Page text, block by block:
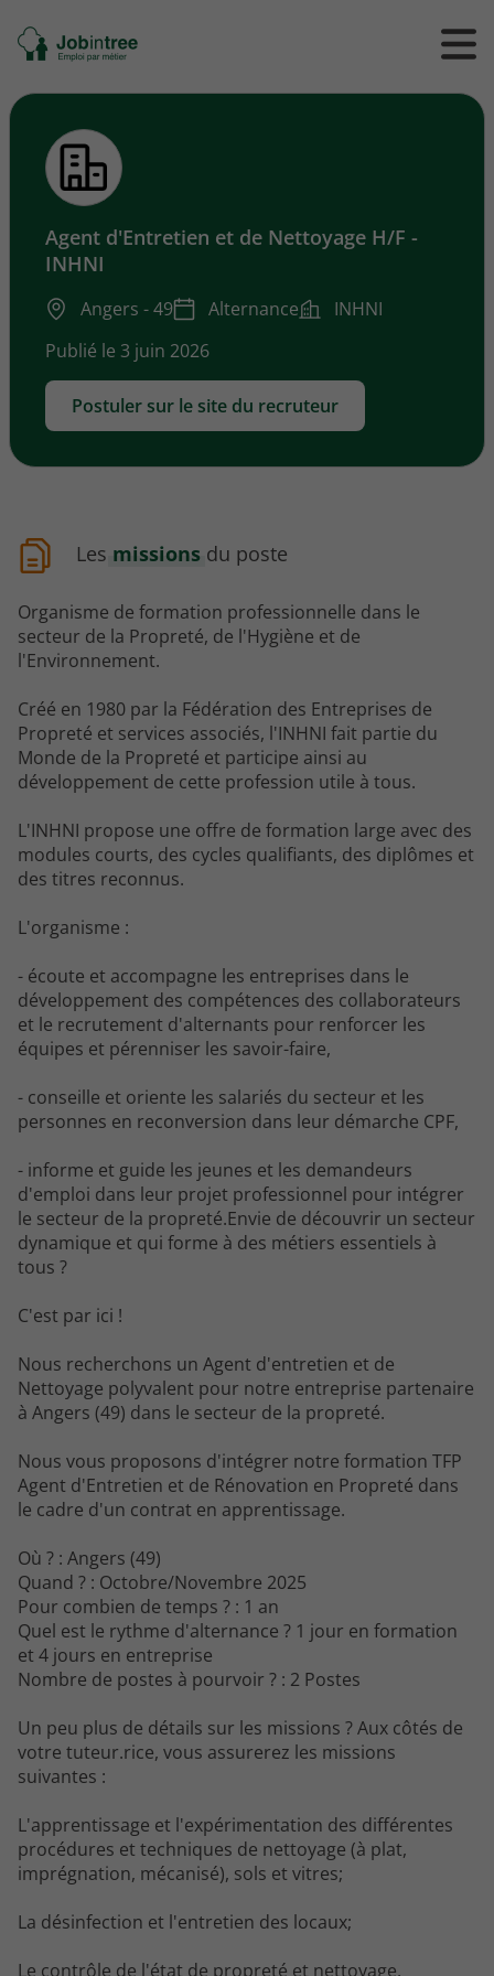
Se
rendre
Ouvrir
/
le
Agent d'Entretien et de Nettoyage H/F -
INHNI
Angers - 49 Alternance
INHNI
Publié le 3 juin 2026
Postuler sur le site du recruteur
Les missions du poste
Organisme de formation professionnelle dans le
secteur de la Propreté, de l'Hygiène et de
l'Environnement.
Créé en 1980 par la Fédération des Entreprises de
Propreté et services associés, l'INHNI fait partie du
Monde de la Propreté et participe ainsi au
développement de cette profession utile à tous.
L'INHNI propose une offre de formation large avec des
modules courts, des cycles qualifiants, des diplômes et
des titres reconnus.
L'organisme :
- écoute et accompagne les entreprises dans le
développement des compétences des collaborateurs
et le recrutement d'alternants pour renforcer les
équipes et pérenniser les savoir-faire,
- conseille et oriente les salariés du secteur et les
personnes en reconversion dans leur démarche CPF,
- informe et guide les jeunes et les demandeurs
d'emploi dans leur projet professionnel pour intégrer
le secteur de la propreté.Envie de découvrir un secteur
dynamique et qui forme à des métiers essentiels à
tous ?
C'est par ici !
Nous recherchons un Agent d'entretien et de
Nettoyage polyvalent pour notre entreprise partenaire
à Angers (49) dans le secteur de la propreté.
Nous vous proposons d'intégrer notre formation TFP
Agent d'Entretien et de Rénovation en Propreté dans
le cadre d'un contrat en apprentissage.
Où ? : Angers (49)
Quand ? : Octobre/Novembre 2025
Pour combien de temps ? : 1 an
Quel est le rythme d'alternance ? 1 jour en formation
et 4 jours en entreprise
Nombre de postes à pourvoir ? : 2 Postes
Un peu plus de détails sur les missions ? Aux côtés de
votre tuteur.rice, vous assurerez les missions
suivantes :
L'apprentissage et l'expérimentation des différentes
procédures et techniques de nettoyage (à plat,
imprégnation, mécanisé), sols et vitres;
La désinfection et l'entretien des locaux;
Le contrôle de l'état de propreté et nettoyage,